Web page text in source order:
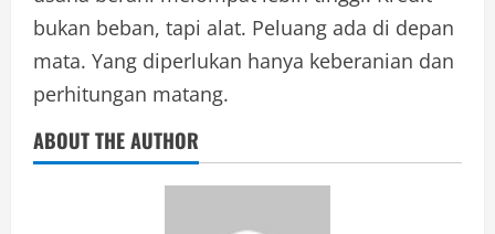
bukan beban, tapi alat. Peluang ada di depan
mata. Yang diperlukan hanya keberanian dan
perhitungan matang.
ABOUT THE AUTHOR